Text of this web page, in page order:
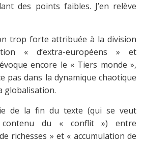
des points faibles. J’en relève
trop forte attribuée à la division
« d’extra-européens » et
encore le « Tiers monde »,
pas dans la dynamique chaotique
globalisation.
de la fin du texte (qui se veut
contenu du « conflit ») entre
richesses » et « accumulation de